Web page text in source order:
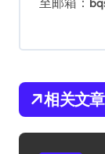
相关文章